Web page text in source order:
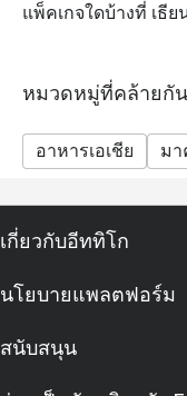
แพ็คเกจใดบ้างที่ เธี
หมวดหมู่ที่คล้ายกัน
อาหารเอเชีย มา
เกี่ยวกับอีททิโก
นโยบายแพลตฟอร์ม
สนับสนุน